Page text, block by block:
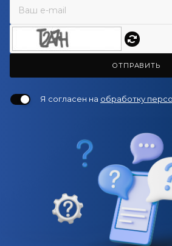
ОТПРАВИТЬ
Я согласен на обработку